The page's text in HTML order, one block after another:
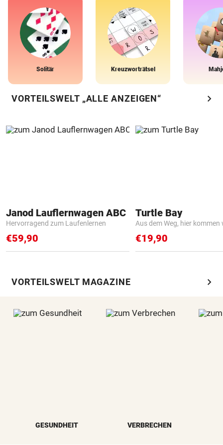
Solitär Kreuzworträtsel
VORTEILSWELT „ALLE ANZEIGEN“ chevron_right
Janod Lauflernwagen ABC
Hervorragend zum Laufenlernen
€59,90
Turtle Bay
Aus dem Weg, hier kommen
€19,90
VORTEILSWELT MAGAZINE chevron_right
GESUNDHEIT VERBRECHEN